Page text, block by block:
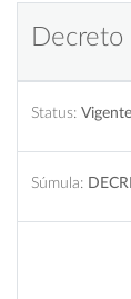
Status: Vigente
Súmula: